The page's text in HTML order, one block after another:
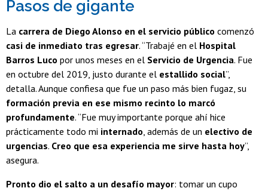
Pasos de gigante
La carrera de Diego Alonso en el servicio público comenzó
casi de inmediato tras egresar. “Trabajé en el Hospital
Barros Luco por unos meses en el Servicio de Urgencia. Fue
en octubre del 2019, justo durante el estallido social”,
detalla. Aunque confiesa que fue un paso más bien fugaz, su
formación previa en ese mismo recinto lo marcó
profundamente. “Fue muy importante porque ahí hice
prácticamente todo mi internado, además de un electivo de
urgencias. Creo que esa experiencia me sirve hasta hoy”,
asegura.
Pronto dio el salto a un desafío mayor: tomar un cupo